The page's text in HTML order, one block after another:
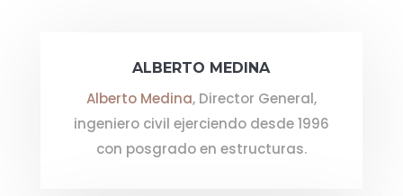
ALBERTO MEDINA
Alberto Medina, Director General,
ingeniero civil ejerciendo desde 1996
con posgrado en estructuras.